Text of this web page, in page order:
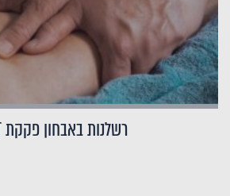
רשלנות באבחון פקקת DVT